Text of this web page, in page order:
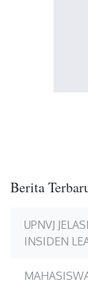
Berita
UPNVJ
INSIDEN